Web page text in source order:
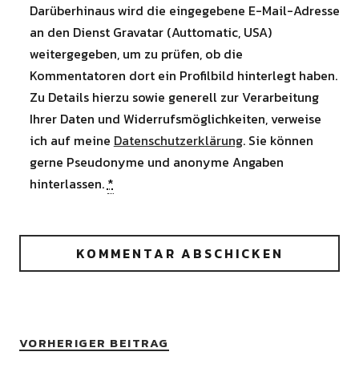
Darüberhinaus wird die eingegebene E-Mail-Adresse
an den Dienst Gravatar (Auttomatic, USA)
weitergegeben, um zu prüfen, ob die
Kommentatoren dort ein Profilbild hinterlegt haben.
Zu Details hierzu sowie generell zur Verarbeitung
Ihrer Daten und Widerrufsmöglichkeiten, verweise
ich auf meine Datenschutzerklärung. Sie können
gerne Pseudonyme und anonyme Angaben
hinterlassen.*
VORHERIGER BEITRAG